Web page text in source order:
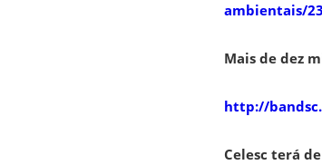
ambientais/
Mais de dez
http://
Celesc terá